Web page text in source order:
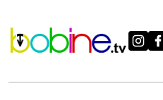
contenuto